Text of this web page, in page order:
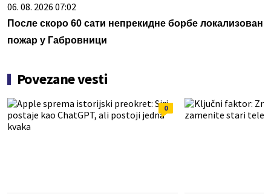
06. 08. 2026 07:02
После скоро 60 сати непрекидне борбе локализован
пожар у Габровници
Povezane vesti
0